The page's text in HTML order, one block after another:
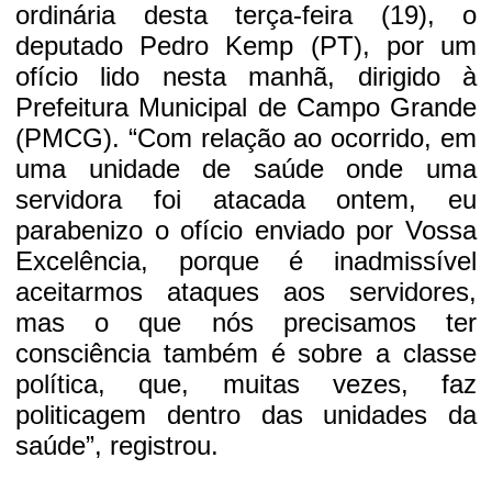
ordinária desta terça-feira (19), o
deputado Pedro Kemp (PT), por um
ofício lido nesta manhã, dirigido à
Prefeitura Municipal de Campo Grande
(PMCG). “Com relação ao ocorrido, em
uma unidade de saúde onde uma
servidora foi atacada ontem, eu
parabenizo o ofício enviado por Vossa
Excelência, porque é inadmissível
aceitarmos ataques aos servidores,
mas o que nós precisamos ter
consciência também é sobre a classe
política, que, muitas vezes, faz
politicagem dentro das unidades da
saúde”, registrou.